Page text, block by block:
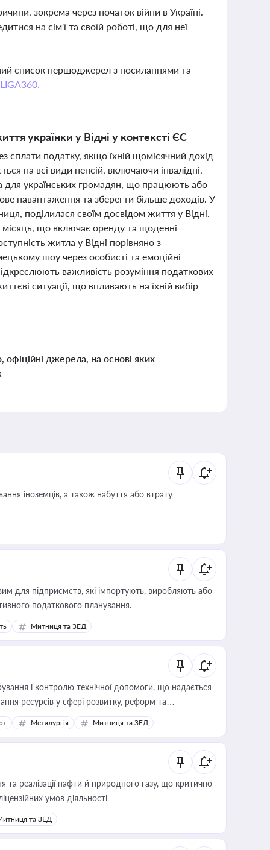
зокрема через початок війни в Україні.
на сім'ї та своїй роботі, що для неї
список першоджерел з посиланнями та
українки у Відні у контексті ЄС
сплати податку, якщо їхній щомісячний дохід
на всі види пенсій, включаючи інвалідні,
для українських громадян, що працюють або
навантаження та зберегти більше доходів. У
поділилася своїм досвідом життя у Відні.
що включає оренду та щоденні
житла у Відні порівняно з
шоу через особисті та емоційні
важливість розуміння податкових
ситуації, що впливають на їхній вибір
офіційні джерела, на основі яких
іноземців, а також набуття або втрату
для підприємств, які імпортують, виробляють або
податкового планування.
Митниця та ЗЕД
і контролю технічної допомоги, що надається
ресурсів у сфері розвитку, реформ та
Металургія Митниця та ЗЕД
реалізації нафти й природного газу, що критично
умов діяльності
та ЗЕД